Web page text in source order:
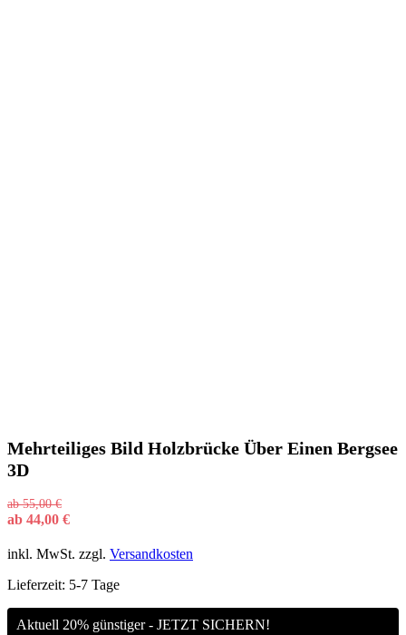
Mehrteiliges Bild Holzbrücke Über Einen Bergsee
3D
ab55,00€
ab 44,00 €
inkl. MwSt. zzgl. Versandkosten
Lieferzeit: 5-7 Tage
Aktuell 20% günstiger - JETZT SICHERN!